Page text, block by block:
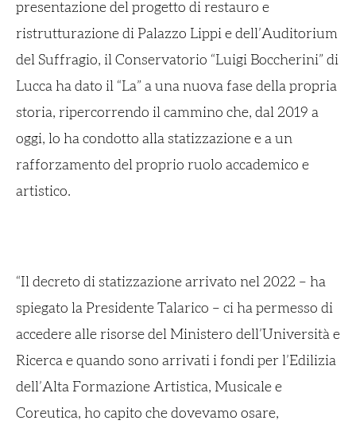
presentazione del progetto di restauro e
ristrutturazione di Palazzo Lippi e dell’Auditorium
del Suffragio, il Conservatorio “Luigi Boccherini” di
Lucca ha dato il “La” a una nuova fase della propria
storia, ripercorrendo il cammino che, dal 2019 a
oggi, lo ha condotto alla statizzazione e a un
rafforzamento del proprio ruolo accademico e
artistico.
“Il decreto di statizzazione arrivato nel 2022 – ha
spiegato la Presidente Talarico – ci ha permesso di
accedere alle risorse del Ministero dell’Università e
Ricerca e quando sono arrivati i fondi per l’Edilizia
dell’Alta Formazione Artistica, Musicale e
Coreutica, ho capito che dovevamo osare,